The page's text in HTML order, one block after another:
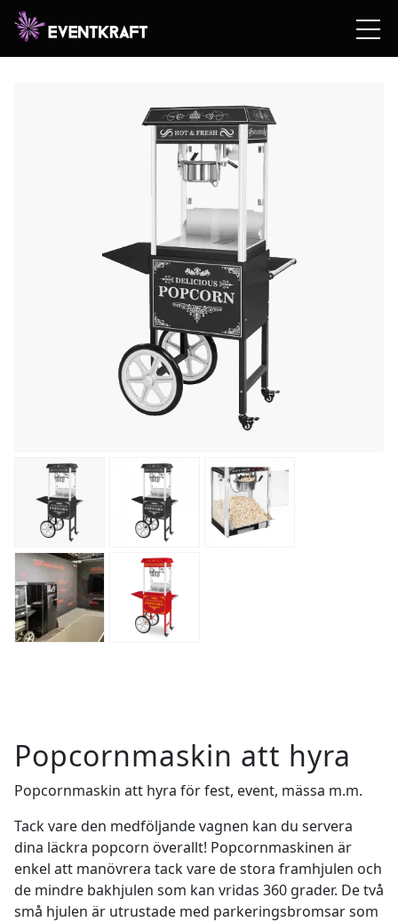
Hem
Inredning/Vitvaror
Popcornmaskin att hyra
Popcornmaskin att hyra för fest, event, mässa m.m.
Tack vare den medföljande vagnen kan du servera
dina läckra popcorn överallt! Popcornmaskinen är
enkel att manövrera tack vare de stora framhjulen och
de mindre bakhjulen som kan vridas 360 grader. De två
små hjulen är utrustade med parkeringsbromsar som